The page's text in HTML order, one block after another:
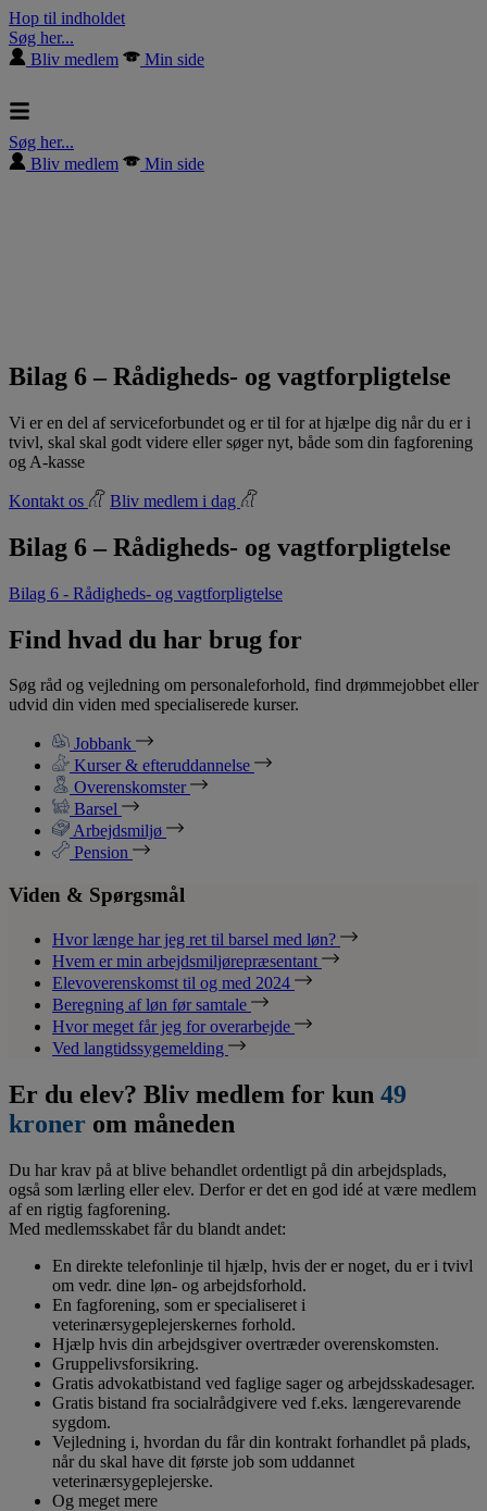
Hop til indholdet
Søg her...
Bliv medlem
Min side
Søg her...
Bliv medlem
Min side
Bilag 6 – Rådigheds- og vagtforpligtelse
Vi er en del af serviceforbundet og er til for at hjælpe dig når du er i
tvivl, skal skal godt videre eller søger nyt, både som din fagforening
og A-kasse
Kontakt os Bliv medlem i dag
Bilag 6 – Rådigheds- og vagtforpligtelse
Bilag 6 - Rådigheds- og vagtforpligtelse
Find hvad du har brug for
Søg råd og vejledning om personaleforhold, find drømmejobbet eller
udvid din viden med specialiserede kurser.
Jobbank
Kurser & efteruddannelse
Overenskomster
Barsel
Arbejdsmiljø
Pension
Viden & Spørgsmål
Hvor længe har jeg ret til barsel med løn?
Hvem er min arbejdsmiljørepræsentant
Elevoverenskomst til og med 2024
Beregning af løn før samtale
Hvor meget får jeg for overarbejde
Ved langtidssygemelding
Er du elev? Bliv medlem for kun 49
kroner om måneden
Du har krav på at blive behandlet ordentligt på din arbejdsplads,
også som lærling eller elev. Derfor er det en god idé at være medlem
af en rigtig fagforening.
Med medlemsskabet får du blandt andet:
En direkte telefonlinje til hjælp, hvis der er noget, du er i tvivl
om vedr. dine løn- og arbejdsforhold.
En fagforening, som er specialiseret i
veterinærsygeplejerskernes forhold.
Hjælp hvis din arbejdsgiver overtræder overenskomsten.
Gruppelivsforsikring.
Gratis advokatbistand ved faglige sager og arbejdsskadesager.
Gratis bistand fra socialrådgivere ved f.eks. længerevarende
sygdom.
Vejledning i, hvordan du får din kontrakt forhandlet på plads,
når du skal have dit første job som uddannet
veterinærsygeplejerske.
Og meget mere